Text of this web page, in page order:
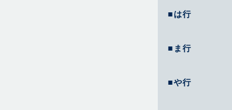
■は行
■ま行
■や行